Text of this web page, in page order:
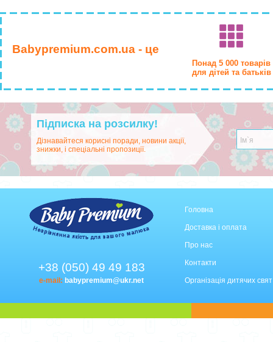
Babypremium.com.ua - це
Понад 5 000 товарів
для дітей та батьків
Підписка на розсилку!
Дізнавайтеся корисні поради, новини акції,
знижки, і спеціальні пропозиції.
+38 (050) 49 49 183
e-mail: babypremium@ukr.net
Головна
Доставка і оплата
Про нас
Контакти
Організація дитячих свят